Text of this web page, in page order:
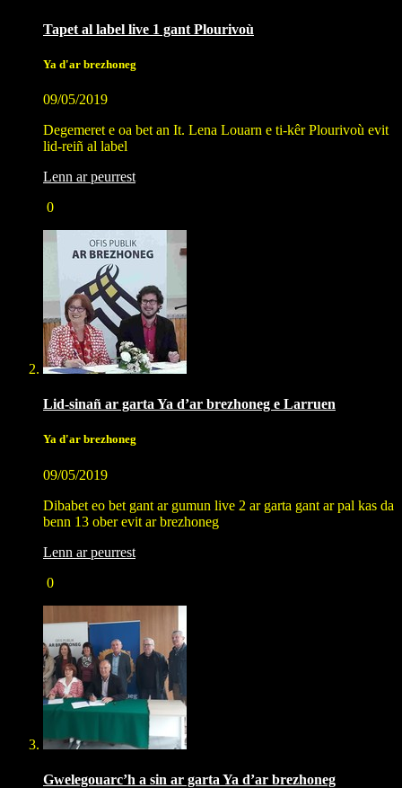
Tapet al label live 1 gant Plourivoù
Ya d'ar brezhoneg
09/05/2019
Degemeret e oa bet an It. Lena Louarn e ti-kêr Plourivoù evit
lid-reiñ al label
Lenn ar peurrest
0
Lid-sinañ ar garta Ya d’ar brezhoneg e Larruen
Ya d'ar brezhoneg
09/05/2019
Dibabet eo bet gant ar gumun live 2 ar garta gant ar pal kas da
benn 13 ober evit ar brezhoneg
Lenn ar peurrest
0
Gwelegouarc’h a sin ar garta Ya d’ar brezhoneg